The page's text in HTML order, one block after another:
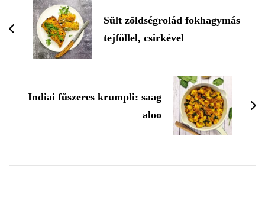
Sült zöldségrolád fokhagymás
tejföllel, csirkével
Indiai fűszeres krumpli: saag
aloo